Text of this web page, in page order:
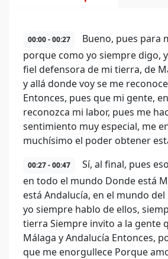
00:00 - 00:27
Bueno, pues para
porque como yo siempre digo,
fiel defensora de mi tierra, de
y allá donde voy se me
Entonces, pues que mi gente,
reconozca mi labor, pues me
sentimiento muy especial, me
muchísimo el poder obtener
00:27 - 00:47
Sí, al final, pues
en todo el mundo Donde está
está Andalucía, en el mundo
yo siempre hablo de ellos,
tierra Siempre invito a la gente
Málaga y Andalucía Entonces,
que me enorgullece Porque